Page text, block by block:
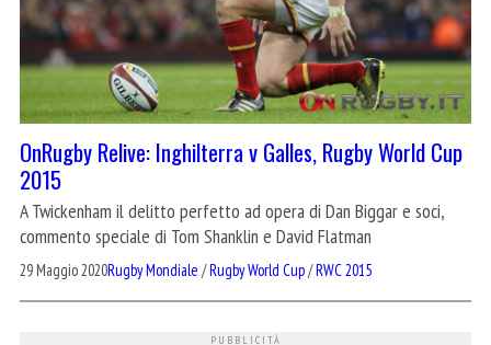
OnRugby Relive: Inghilterra v Galles, Rugby World Cup
2015
A Twickenham il delitto perfetto ad opera di Dan Biggar e soci,
commento speciale di Tom Shanklin e David Flatman
29 Maggio 2020Rugby Mondiale /Rugby World Cup/RWC 2015